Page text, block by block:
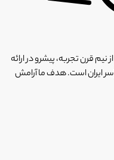
نور (تعاونی ۸) با بیش از نیم قرن تجربه، پیشرو در ارائه
ایران است. هدف ما آرامش